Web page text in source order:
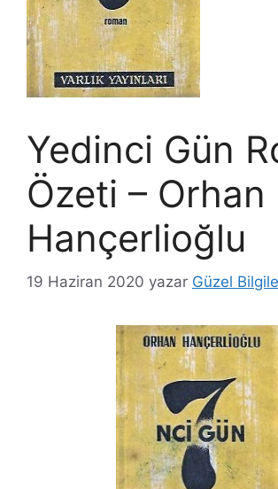
Yedinci Gün
Özeti – Orhan
Hançerlioğlu
19 Haziran 2020 yazar Güzel